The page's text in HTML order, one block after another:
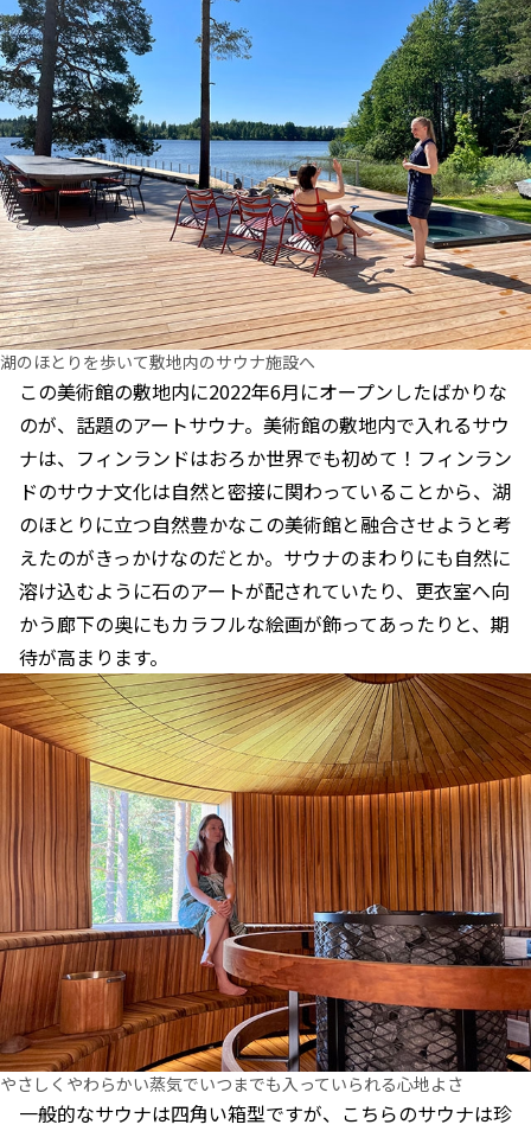
湖のほとりを歩いて敷地内のサウナ施設へ
この美術館の敷地内に2022年6月にオープンしたばかりな
のが、話題のアートサウナ。美術館の敷地内で入れるサウ
ナは、フィンランドはおろか世界でも初めて！フィンラン
ドのサウナ文化は自然と密接に関わっていることから、湖
のほとりに立つ自然豊かなこの美術館と融合させようと考
えたのがきっかけなのだとか。サウナのまわりにも自然に
溶け込むように石のアートが配されていたり、更衣室へ向
かう廊下の奥にもカラフルな絵画が飾ってあったりと、期
待が高まります。
やさしくやわらかい蒸気でいつまでも入っていられる心地よさ
一般的なサウナは四角い箱型ですが、こちらのサウナは珍